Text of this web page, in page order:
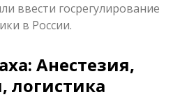
ввести госрегулирование
в России.
Анестезия,
логистика